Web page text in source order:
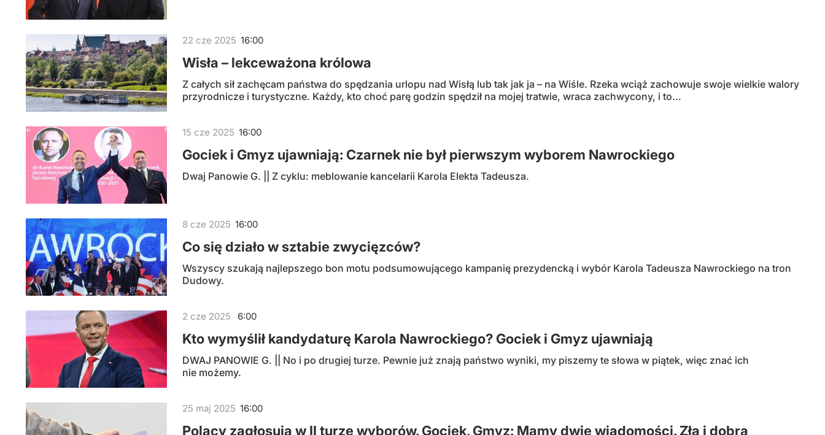
Wisła – lekceważona królowa
Z całych sił zachęcam państwa do spędzania urlopu nad Wisłą lub tak jak ja – na Wiśle. Rzeka wciąż zachowuje swoje wielkie walory
przyrodnicze i turystyczne. Każdy, kto choć parę godzin spędził na mojej tratwie, wraca zachwycony, i to...
22 cze 2025 16:00
Gociek i Gmyz ujawniają: Czarnek nie był pierwszym wyborem Nawrockiego
Dwaj Panowie G. || Z cyklu: meblowanie kancelarii Karola Elekta Tadeusza.
15 cze 2025 16:00
Co się działo w sztabie zwycięzców?
Wszyscy szukają najlepszego bon motu podsumowującego kampanię prezydencką i wybór Karola Tadeusza Nawrockiego na tron
Dudowy.
8 cze 2025 16:00
Kto wymyślił kandydaturę Karola Nawrockiego? Gociek i Gmyz ujawniają
DWAJ PANOWIE G. || No i po drugiej turze. Pewnie już znają państwo wyniki, my piszemy te słowa w piątek, więc znać ich
nie możemy.
2 cze 2025 6:00
Polacy zagłosują w II turze wyborów. Gociek, Gmyz: Mamy dwie wiadomości. Złą i dobrą
25 maj 2025 16:00